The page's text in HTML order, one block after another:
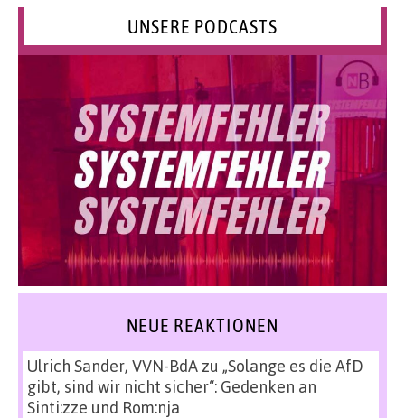
UNSERE PODCASTS
NEUE REAKTIONEN
Ulrich Sander, VVN-BdAzu „Solange es die AfD
gibt, sind wir nicht sicher“: Gedenken an
Sinti:zze und Rom:nja